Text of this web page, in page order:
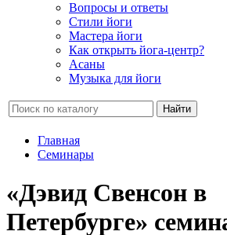
Вопросы и ответы
Стили йоги
Мастера йоги
Как открыть йога-центр?
Асаны
Музыка для йоги
Найти
Главная
Семинары
«Дэвид Свенсон в
Петербурге»